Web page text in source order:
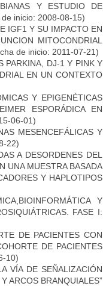
Y ESTUDIO DE
inicio: 2008-08-15)
IGF1 Y SU IMPACTO EN
MITOCONDRIAL
de inicio: 2011-07-21)
PARKINA, DJ-1 Y PINK Y
EN UN CONTEXTO
Y EPIGENÉTICAS
ESPORÁDICA EN
06-01)
MESENCEFÁLICAS Y
22)
A DESORDENES DEL
UNA MUESTRA BASADA
Y HAPLOTIPOS
Y
FASE I:
DE PACIENTES CON
DE PACIENTES
10)
VÍA DE SEÑALIZACIÓN
ARCOS BRANQUIALES”